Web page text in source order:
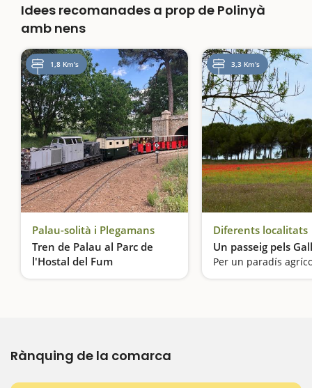
Idees recomanades a prop de Polinyà
amb nens
1,8 Km's
Palau-solità i Plegamans
Tren de Palau al Parc de
l'Hostal del Fum
Viatgem en tren!
3,3 Km's
Diferents localitats
Un passeig pels
Per un paradís
Rànquing de la comarca